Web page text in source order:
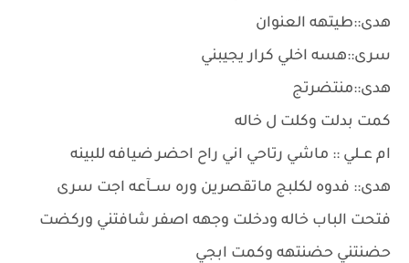
هدى::طيتهه العنوان
سرى::هسه اخلي كرار يجيبني
هدى::منتضرتج
كمت بدلت وكلت ل خاله
ام عــلي :: ماشي رتاحي اني راح احضر ضيافه للبينه
هدى:: فدوه لكلبج ماتقصرين وره ســآعه اجت سرى
فتحت الباب خاله ودخلت وجهه اصفر شافتني وركضت
حضنتني حضنتهه وكمت ابجي